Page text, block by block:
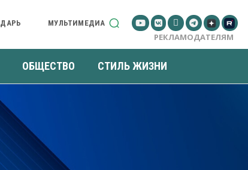
МУЛЬТИМЕДИА
РЕКЛАМОДАТЕЛЯМ
ОБЩЕСТВО СТИЛЬ ЖИЗНИ